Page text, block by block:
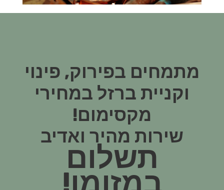
מתמחים בפירוק, פינוי
וקניית ברזל במחירי
מקסימום!
שירות מהיר ואדיב
תשלום